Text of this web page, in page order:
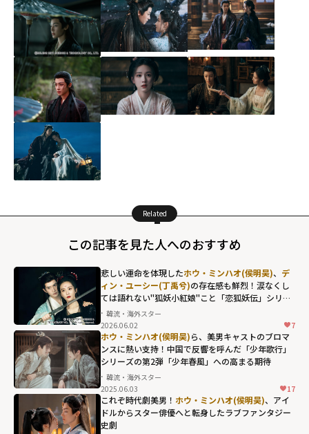
Related
この記事を見た人へのおすすめ
悲しい運命を体現したホウ・ミンハオ(侯明昊)、 デ
ィン・ユーシー(丁禹兮)の存在感も鮮烈！涙なくし
ては語れない"狐妖小紅娘"こと「恋狐妖伝」シリー
ズ第2章
韓流・海外スター
2026.06.02
7
ホウ・ミンハオ(侯明昊)ら、美男キャストのブロマ
ンスに熱い支持！中国で反響を呼んだ「少年歌行」
シリーズの第2弾「少年春風」への高まる期待
韓流・海外スター
2025.06.03
17
これぞ時代劇美男！ ホウ・ミンハオ(侯明昊)、アイ
ドルからスター俳優へと転身したラブファンタジー
史劇